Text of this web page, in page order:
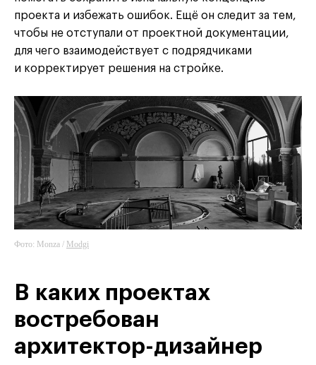
проекта и избежать ошибок. Ещё он следит за тем,
чтобы не отступали от проектной документации,
для чего взаимодействует с подрядчиками
и корректирует решения на стройке.
Фото: Monza / Modgi
В каких проектах
востребован
архитектор-дизайнер